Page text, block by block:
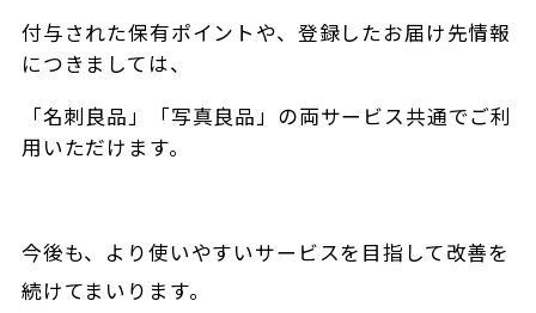
付与された保有ポイントや、登録したお届け先情報
につきましては、
「名刺良品」「写真良品」の両サービス共通でご利
用いただけます。
今後も、より使いやすいサービスを目指して改善を
続けてまいります。